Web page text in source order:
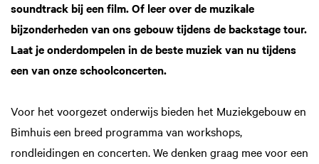
soundtrack bij een film. Of leer over de muzikale
bijzonderheden van ons gebouw tijdens de backstage tour.
Laat je onderdompelen in de beste muziek van nu tijdens
een van onze schoolconcerten.
Voor het voorgezet onderwijs bieden het Muziekgebouw en
Bimhuis een breed programma van workshops,
rondleidingen en concerten. We denken graag mee voor een